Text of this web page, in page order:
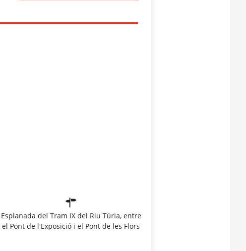
Esplanada del Tram IX del Riu Túria, entre
el Pont de l'Exposició i el Pont de les Flors